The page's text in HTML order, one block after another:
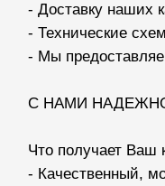
- Доставку наших
- Технические
- Мы
С НАМИ
Что получает Ваш
- Качественный,